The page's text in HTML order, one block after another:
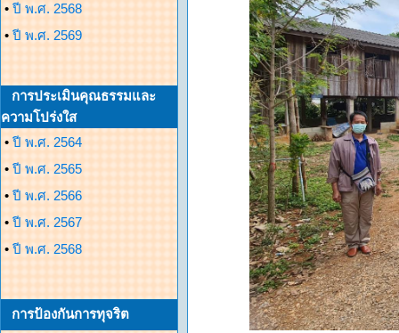
• ปี พ.ศ. 2568
• ปี พ.ศ. 2569
การประเมินคุณธรรมและ
ความโปร่งใส
• ปี พ.ศ. 2564
• ปี พ.ศ. 2565
• ปี พ.ศ. 2566
• ปี พ.ศ. 2567
• ปี พ.ศ. 2568
การป้องกันการทุจริต